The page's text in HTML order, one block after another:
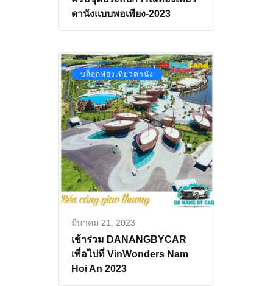
ดานังแบบพอเพียง-2023
บล็อกท่องเที่ยวดานัง
มีนาคม 21, 2023
เข้าร่วม DANANGBYCAR
เพื่อไปที่ VinWonders Nam
Hoi An 2023